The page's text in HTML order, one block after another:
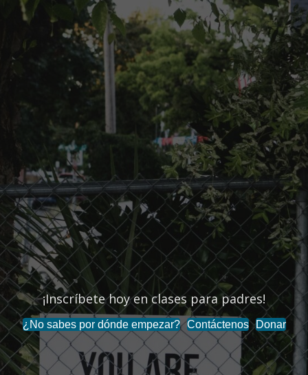
¡Inscríbete hoy en clases para padres!
¿No sabes por dónde empezar? Contáctenos Donar